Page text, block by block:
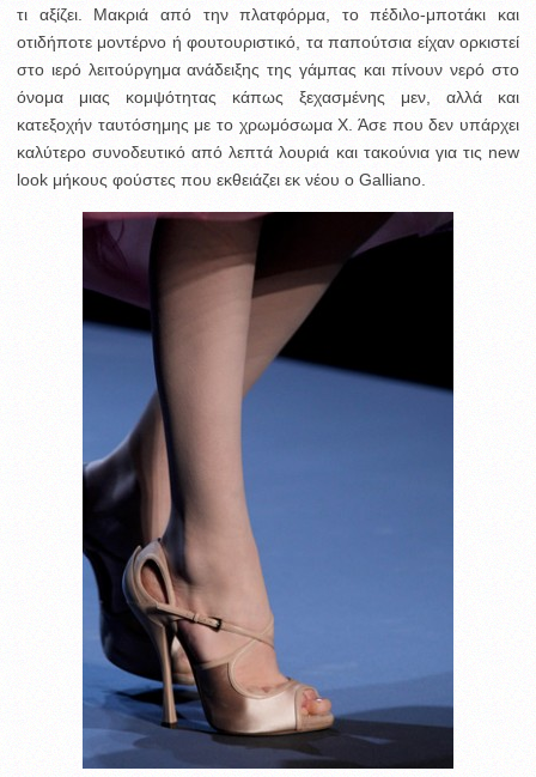
τι αξίζει. Μακριά από την πλατφόρμα, το πέδιλο-μποτάκι και
οτιδήποτε μοντέρνο ή φουτουριστικό, τα παπούτσια είχαν ορκιστεί
στο ιερό λειτούργημα ανάδειξης της γάμπας και πίνουν νερό στο
όνομα μιας κομψότητας κάπως ξεχασμένης μεν, αλλά και
κατεξοχήν ταυτόσημης με το χρωμόσωμα Χ. Άσε που δεν υπάρχει
καλύτερο συνοδευτικό από λεπτά λουριά και τακούνια για τις new
look μήκους φούστες που εκθειάζει εκ νέου ο Galliano.